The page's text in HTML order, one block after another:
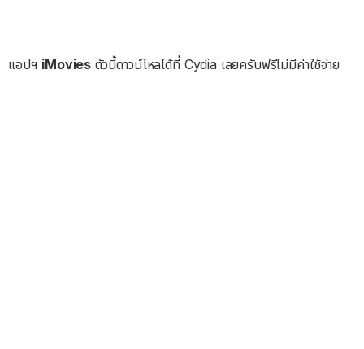
แอปฯ iMovies ตัวนี้ดาวน์โหลได้ที่ Cydia เลยครับฟรีไม่มีค่าใช้จ่าย